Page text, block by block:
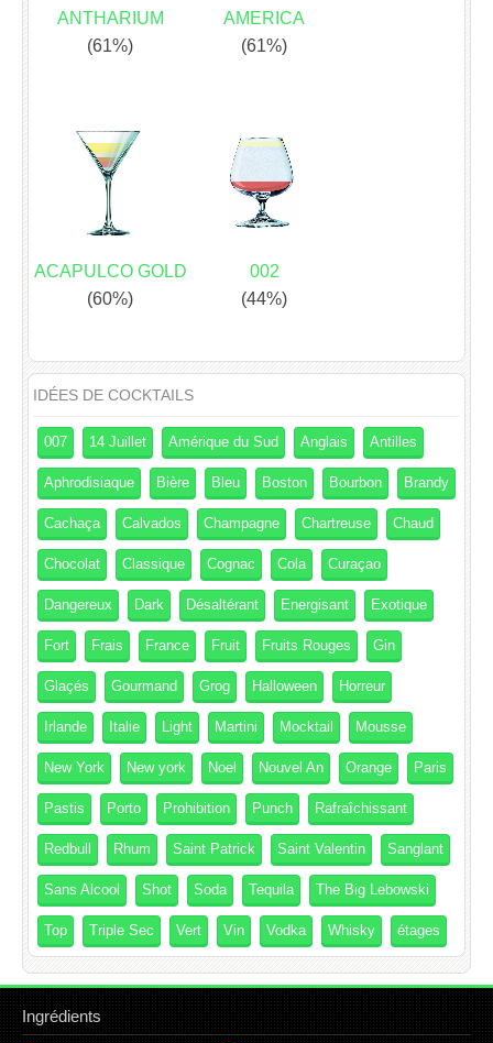
ANTHARIUM
(61%)
AMERICA
(61%)
ACAPULCO GOLD
(60%)
002
(44%)
IDÉES DE COCKTAILS
007 14 Juillet Amérique du Sud Anglais Antilles
Aphrodisiaque Bière Bleu Boston Bourbon Brandy
Cachaça Calvados Champagne Chartreuse Chaud
Chocolat Classique Cognac Cola Curaçao
Dangereux Dark Désaltérant Energisant Exotique
Fort Frais France Fruit Fruits Rouges Gin
Glaçés Gourmand Grog Halloween Horreur
Irlande Italie Light Martini Mocktail Mousse
New York New york Noel Nouvel An Orange Paris
Pastis Porto Prohibition Punch Rafraîchissant
Redbull Rhum Saint Patrick Saint Valentin Sanglant
Sans Alcool Shot Soda Tequila The Big Lebowski
Top Triple Sec Vert Vin Vodka Whisky étages
Ingrédients